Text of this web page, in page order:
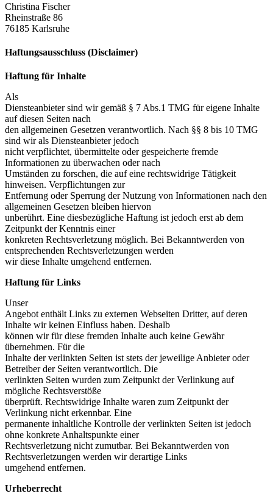
Christina Fischer
Rheinstraße 86
76185 Karlsruhe
Haftungsausschluss (Disclaimer)
Haftung für Inhalte
Als
Diensteanbieter sind wir gemäß § 7 Abs.1 TMG für eigene Inhalte
auf diesen Seiten nach
den allgemeinen Gesetzen verantwortlich. Nach §§ 8 bis 10 TMG
sind wir als Diensteanbieter jedoch
nicht verpflichtet, übermittelte oder gespeicherte fremde
Informationen zu überwachen oder nach
Umständen zu forschen, die auf eine rechtswidrige Tätigkeit
hinweisen. Verpflichtungen zur
Entfernung oder Sperrung der Nutzung von Informationen nach den
allgemeinen Gesetzen bleiben hiervon
unberührt. Eine diesbezügliche Haftung ist jedoch erst ab dem
Zeitpunkt der Kenntnis einer
konkreten Rechtsverletzung möglich. Bei Bekanntwerden von
entsprechenden Rechtsverletzungen werden
wir diese Inhalte umgehend entfernen.
Haftung für Links
Unser
Angebot enthält Links zu externen Webseiten Dritter, auf deren
Inhalte wir keinen Einfluss haben. Deshalb
können wir für diese fremden Inhalte auch keine Gewähr
übernehmen. Für die
Inhalte der verlinkten Seiten ist stets der jeweilige Anbieter oder
Betreiber der Seiten verantwortlich. Die
verlinkten Seiten wurden zum Zeitpunkt der Verlinkung auf
mögliche Rechtsverstöße
überprüft. Rechtswidrige Inhalte waren zum Zeitpunkt der
Verlinkung nicht erkennbar. Eine
permanente inhaltliche Kontrolle der verlinkten Seiten ist jedoch
ohne konkrete Anhaltspunkte einer
Rechtsverletzung nicht zumutbar. Bei Bekanntwerden von
Rechtsverletzungen werden wir derartige Links
umgehend entfernen.
Urheberrecht